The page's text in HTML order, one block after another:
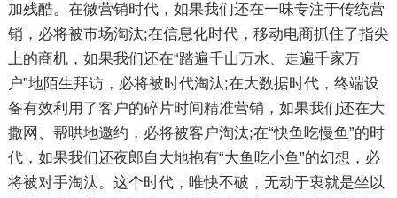
加残酷。在微营销时代，如果我们还在一味专注于传统营
销，必将被市场淘汰;在信息化时代，移动电商抓住了指尖
上的商机，如果我们还在“踏遍千山万水、走遍千家万
户”地陌生拜访，必将被时代淘汰;在大数据时代，终端设
备有效利用了客户的碎片时间精准营销，如果我们还在大
撒网、帮哄地邀约，必将被客户淘汰;在“快鱼吃慢鱼”的时
代，如果我们还夜郎自大地抱有“大鱼吃小鱼”的幻想，必
将被对手淘汰。这个时代，唯快不破，无动于衷就是坐以